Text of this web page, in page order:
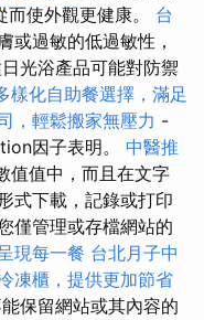
使外觀更健康。 台
或過敏的低過敏性，
光浴產品可能對防禦
樣化自助餐選擇，滿足
，輕鬆搬家無壓力 -
因子表明。 中醫推
值值中，而且在文字
式下載，記錄或打印
僅管理或存檔網站的
現每一餐 台北月子中
凍櫃，提供更加節省
保留網站或其內容的